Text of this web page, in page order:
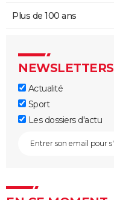
Plus de 100 ans
NEWSLETTERS
Actualité
Sport
Les dossiers d'actu